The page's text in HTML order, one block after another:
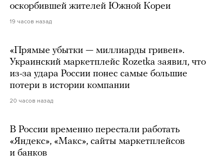
оскорбившей жителей Южной Кореи
19 часов назад
«Прямые убытки — миллиарды гривен».
Украинский маркетплейс Rozetka заявил, что
из-за удара России понес самые большие
потери в истории компании
20 часов назад
В России временно перестали работать
«Яндекс», «Макс», сайты маркетплейсов
и банков